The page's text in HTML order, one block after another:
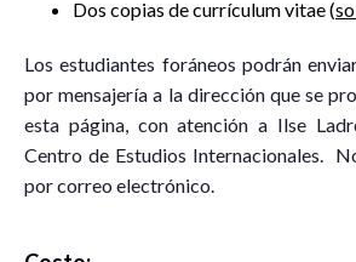
Dos copias de currículum vitae (
Los estudiantes foráneos podrán
por mensajería a la dirección que se
esta página, con atención a Ilse
Centro de Estudios Internacionales.
por correo electrónico.